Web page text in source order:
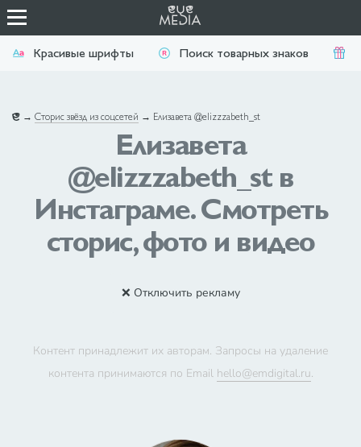
Красивые шрифты Поиск товарных знаков
→ Сторис звёзд из соцсетей → Елизавета @elizzzabeth_st
Елизавета
@elizzzabeth_st в
Инстаграме. Смотреть
сторис, фото и видео
❌ Отключить рекламу
Контент принадлежит их авторам. Запросы на удаление
контента принимаются по Email hello@emdigital.ru.